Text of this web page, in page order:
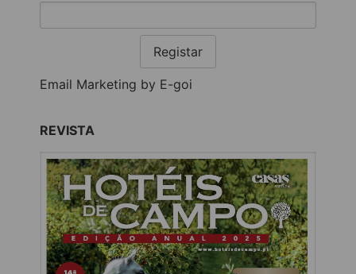
Registar
Email Marketing by E-goi
REVISTA